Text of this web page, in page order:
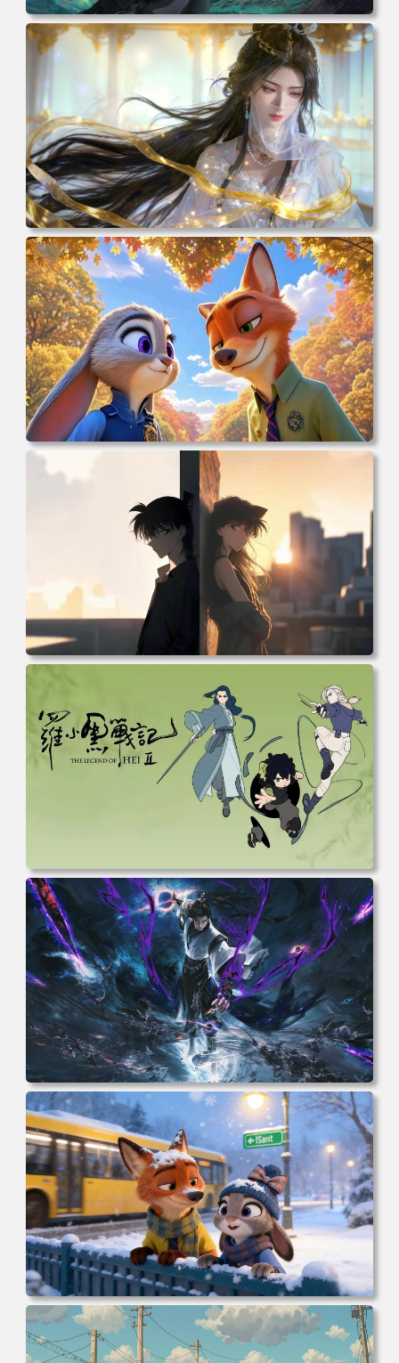
电脑壁纸 动漫 凡人修仙传 韩立 结婴 4k壁纸 3840x2160 电
脑桌面 高清壁纸 壁纸下载 壁纸大全
电脑壁纸 动漫 紫灵 冰清玉洁《凡人修仙传》4k壁纸 3840x2
160 电脑桌面 高清壁纸 壁纸下载 壁纸大全
电脑壁纸 动漫 兔子朱迪 狐狸尼克 疯狂动物城 秋叶 秋天森
林 蓝天 4k壁纸 电脑桌面 高清壁纸 壁纸下载 壁纸大全
电脑壁纸 柯南和小兰背靠背 夕阳 日落 4K动漫壁纸 电脑桌
面 高清壁纸 壁纸下载 壁纸大全
电脑壁纸 动漫 无限 罗小黑 罗小黑战记 罗小黑战记2 风息
鹿野师姐 电脑桌面 高清壁纸 壁纸下载 壁纸大全
电脑壁纸 完美世界 荒天帝石昊 4K高清动漫壁纸 电脑桌面
高清壁纸 壁纸下载 壁纸大全
电脑壁纸 动漫 冬季 公交车 朱迪狐尼克 4K 电脑壁纸 3840x2
160 电脑桌面 高清壁纸 壁纸下载 壁纸大全